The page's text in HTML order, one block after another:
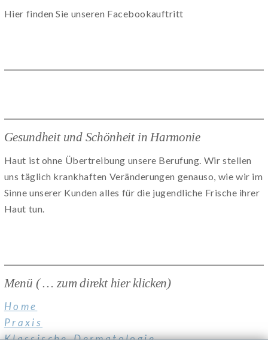
Hier finden Sie unseren Facebookauftritt
Gesundheit und Schönheit in Harmonie
Haut ist ohne Übertreibung unsere Berufung. Wir stellen
uns täglich krankhaften Veränderungen genauso, wie wir im
Sinne unserer Kunden alles für die jugendliche Frische ihrer
Haut tun.
Menü ( … zum direkt hier klicken)
Home
Praxis
Klassische Dermatologie